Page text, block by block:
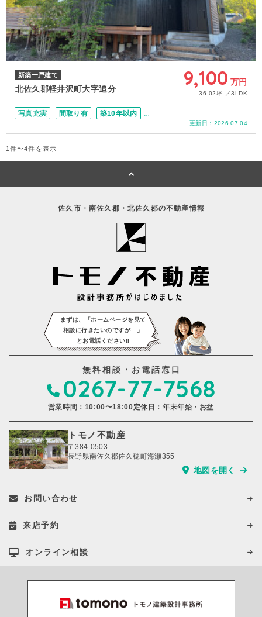
新築一戸建て
北佐久郡軽井沢町大字追分 9,100 万円
36.02坪 3LDK
写真充実 間取り有
築10年以内
更新日： 2026.07.04
1件〜4件を表示
佐久市・南佐久郡・北佐久郡の不動産情報
まずは、「ホームページを見て
相談に行きたいのですが…」
とお電話ください‼️
無料相談・お電話窓口
0267-77-7568
営業時間：10:00〜18:00定休日：年末年始・お盆
トモノ不動産
〒384-0503
長野県南佐久郡佐久穂町海瀬355
地図を開く
お問い合わせ
来店予約
オンライン相談